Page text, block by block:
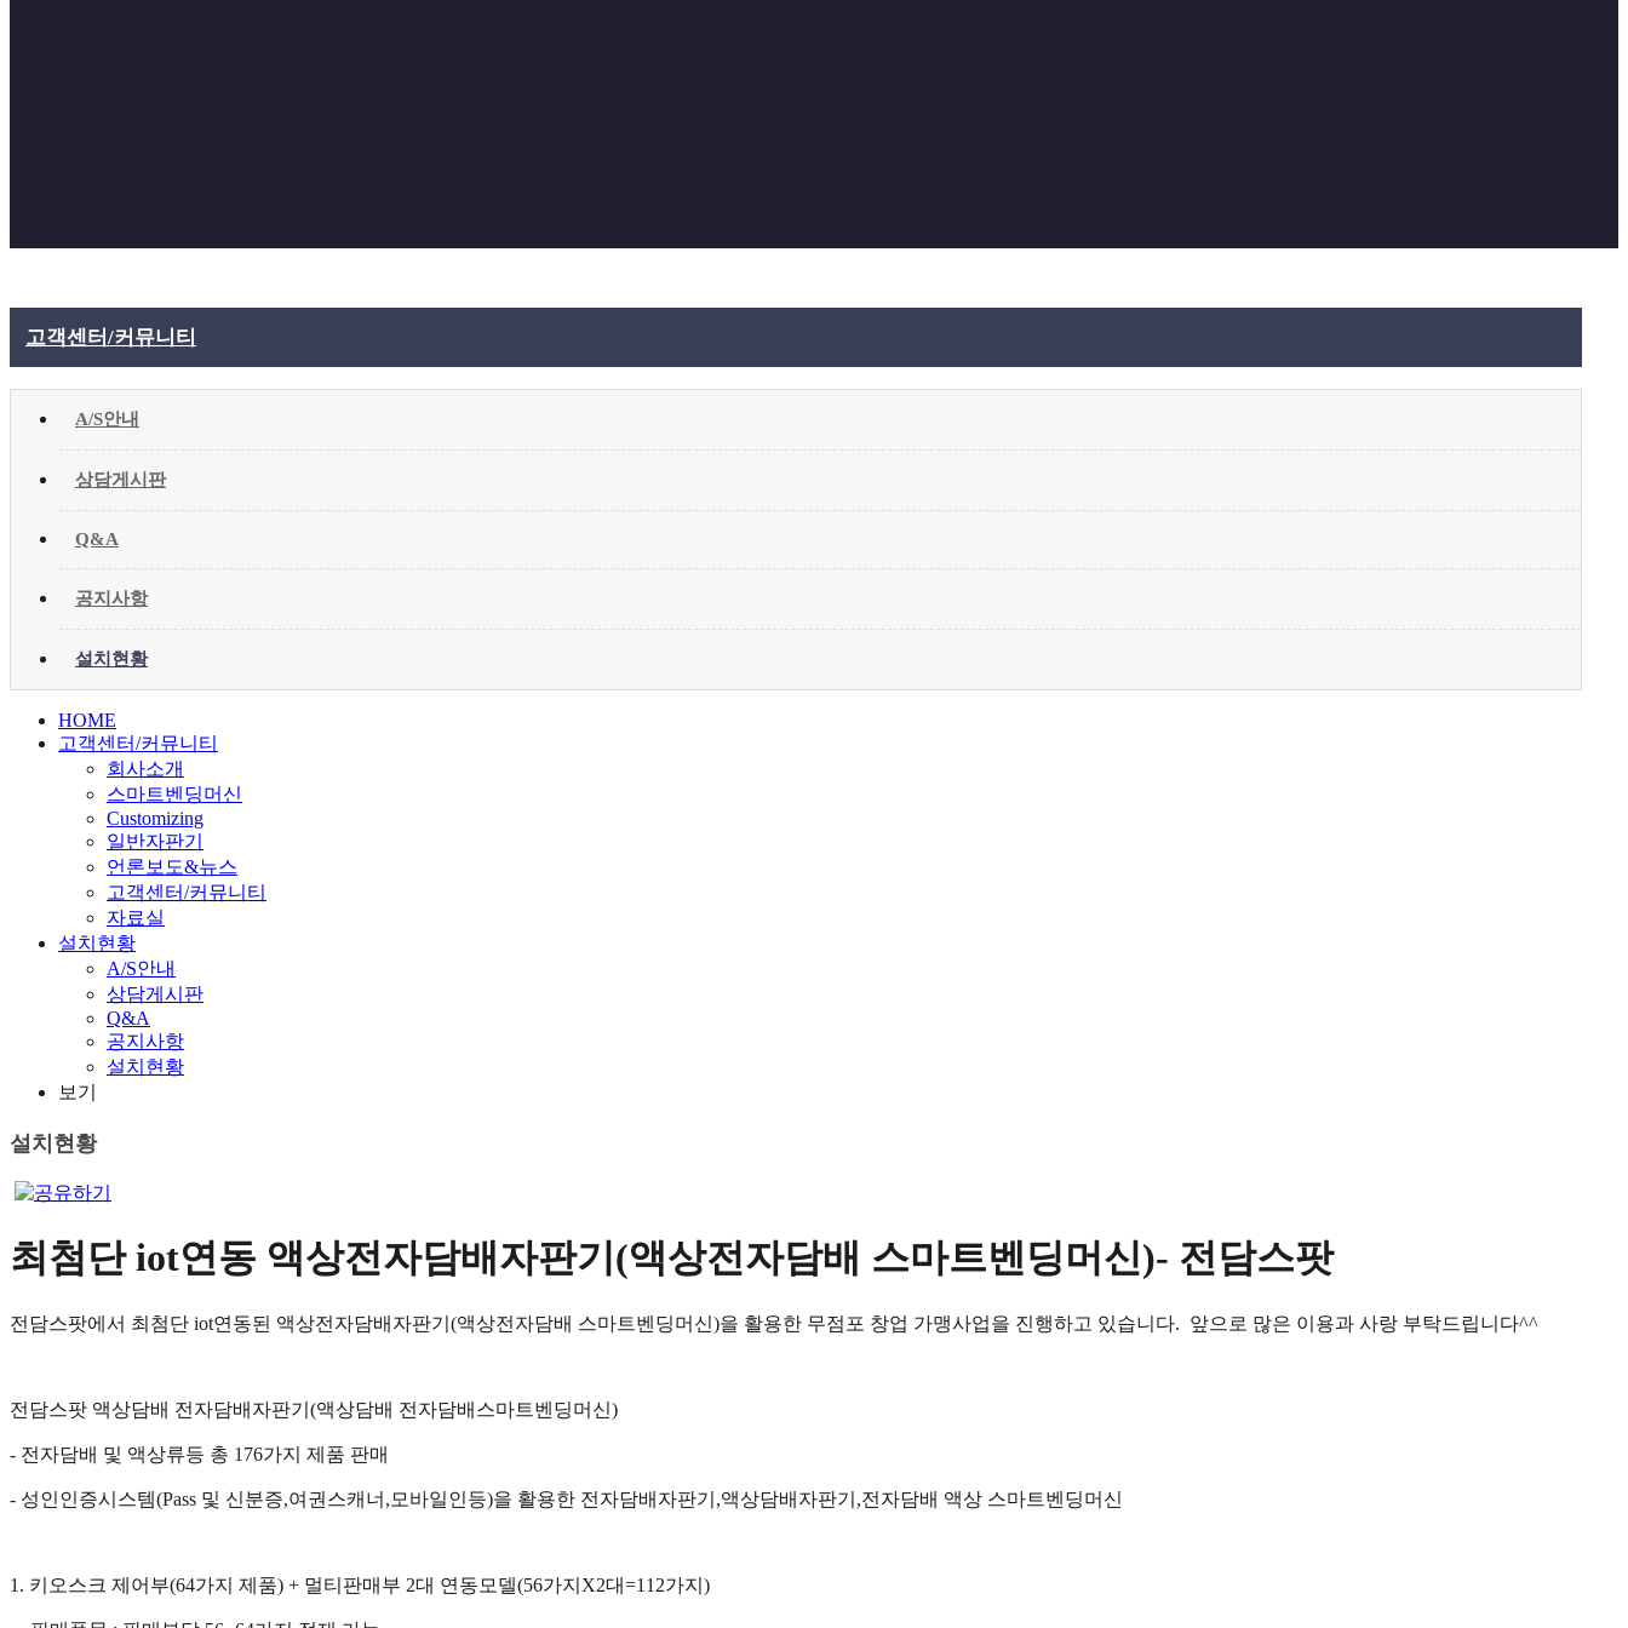
고객센터/커뮤니티
A/S안내
상담게시판
Q&A
공지사항
설치현황
HOME
고객센터/커뮤니티
회사소개
스마트벤딩머신
Customizing
일반자판기
언론보도&뉴스
고객센터/커뮤니티
자료실
설치현황
A/S안내
상담게시판
Q&A
공지사항
설치현황
보기
설치현황
최첨단 iot연동 액상전자담배자판기(액상전자담배 스마트벤딩머신)- 전담스팟
전담스팟에서 최첨단 iot연동된 액상전자담배자판기(액상전자담배 스마트벤딩머신)을 활용한 무점포 창업 가맹사업을 진행하고 있습니다. 앞으로 많은 이용과 사랑 부탁드립니다^^
전담스팟 액상담배 전자담배자판기(액상담배 전자담배스마트벤딩머신)
- 전자담배 및 액상류등 총 176가지 제품 판매
- 성인인증시스템(Pass 및 신분증,여권스캐너,모바일인등)을 활용한 전자담배자판기,액상담배자판기,전자담배 액상 스마트벤딩머신
1. 키오스크 제어부(64가지 제품) + 멀티판매부 2대 연동모델(56가지X2대=112가지)